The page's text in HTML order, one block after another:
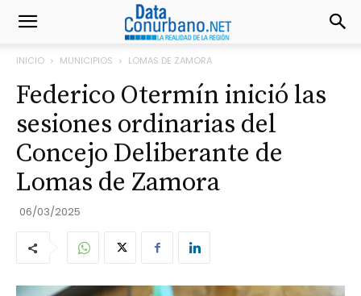
INICIO MUNICIPIOS LOMAS DE ZAMORA
Federico Otermín inició las
sesiones ordinarias del
Concejo Deliberante de
Lomas de Zamora
06/03/2025